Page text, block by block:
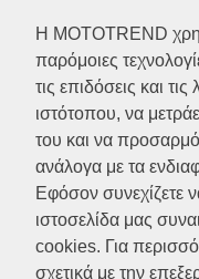
Η MOTOTREND
παρόμοιες
τις επιδόσεις και τις
ιστότοπου, να
του και να
ανάλογα με τα
Εφόσον συνεχίζετε
ιστοσελίδα μας
cookies. Για
σχετικά με την
Brands
Νέα
Οικονομικά στοιχεία
Υποστήριξη
Επικοινωνία